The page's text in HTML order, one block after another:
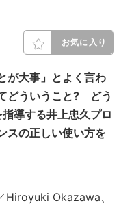
お気に入り
が大事」とよく言わ
どういうこと? どう
導する井上忠久プロ
スの正しい使い方を
Okazawa、